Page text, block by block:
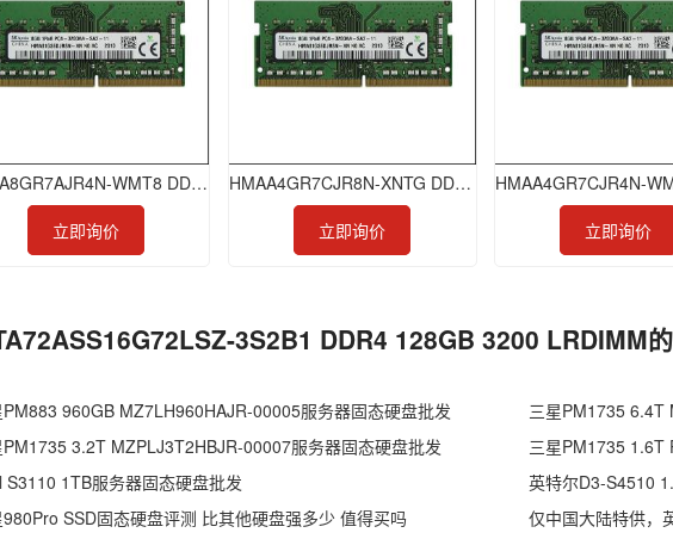
HMAA8GR7AJR4N-WMT8 DDR4 64GB 2933 RDIMM
立即询价
HMAA4GR7CJR8N-XNTG DDR4 32GB 3200 RDIMM
立即询价
立即询价
3S2B1 DDR4 128GB 3200 LRDIMM
PM883 960GB MZ7LH960HAJR-00005服务器固态硬盘批发
三星PM1735 6.4T
PM1735 3.2T MZPLJ3T2HBJR-00007服务器固态硬盘批发
三星PM1735 1.6T
S3110 1TB服务器固态硬盘批发
英特尔D3-S4510
980Pro SSD固态硬盘评测 比其他硬盘强多少 值得买吗